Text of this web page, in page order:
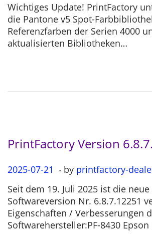
s
t
e
d
2
5
-
1
Wichtiges Update! PrintFactory
die Pantone v5 Spot-
Referenzfarben der Serien 4000
aktualisierten Bibliotheken…
PrintFactory Version
P
s
t
e
d
2025-07-21 2
2
5
-
0
. by printfactory-
Seit dem 19. Juli 2025 ist die
Softwareversion Nr. 6.8.7.12251
Eigenschaften / Verbesserungen
Softwarehersteller:PF-8430